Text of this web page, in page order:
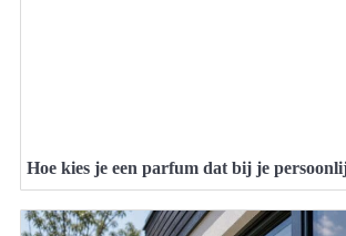
Hoe kies je een parfum dat bij je